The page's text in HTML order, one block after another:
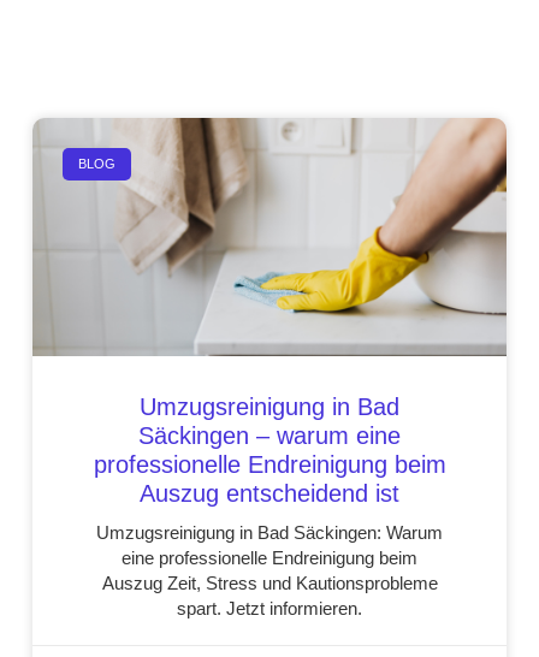
BLOG
Umzugsreinigung in Bad
Säckingen – warum eine
professionelle Endreinigung beim
Auszug entscheidend ist
Umzugsreinigung in Bad Säckingen: Warum
eine professionelle Endreinigung beim
Auszug Zeit, Stress und Kautionsprobleme
spart. Jetzt informieren.